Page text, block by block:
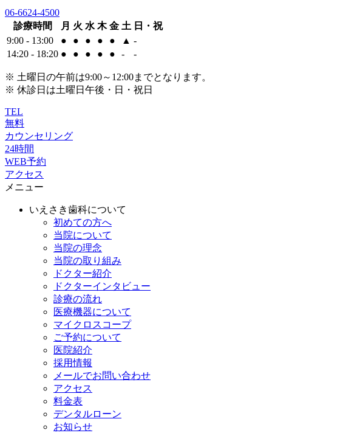
06-6624-4500
診療時間
月 火 水 木 金 土 日・祝
9:00 - 13:00
● ● ● ● ● ▲ -
14:20 - 18:20 ● ● ● ● ● - -
※ 土曜日の午前は9:00～12:00までとなります。
※ 休診日は土曜日午後・日・祝日
TEL
無料
カウンセリング
24時間
WEB予約
アクセス
メニュー
いえさき歯科について
初めての方へ
当院について
当院の理念
当院の取り組み
ドクター紹介
ドクターインタビュー
診療の流れ
医療機器について
マイクロスコープ
ご予約について
医院紹介
採用情報
メールでお問い合わせ
アクセス
料金表
デンタルローン
お知らせ